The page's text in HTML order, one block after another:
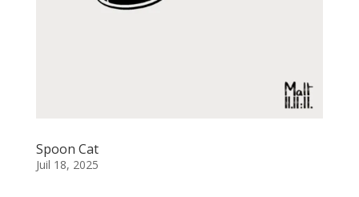
Spoon Cat
Juil 18, 2025